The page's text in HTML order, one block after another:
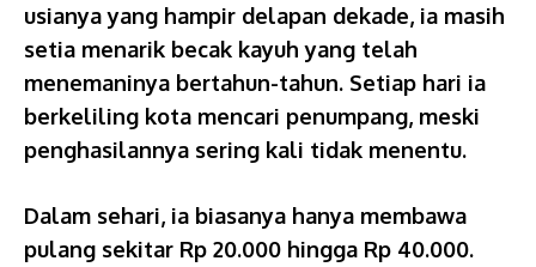
usianya yang hampir delapan dekade, ia masih
setia menarik becak kayuh yang telah
menemaninya bertahun-tahun. Setiap hari ia
berkeliling kota mencari penumpang, meski
penghasilannya sering kali tidak menentu.
Dalam sehari, ia biasanya hanya membawa
pulang sekitar Rp 20.000 hingga Rp 40.000.